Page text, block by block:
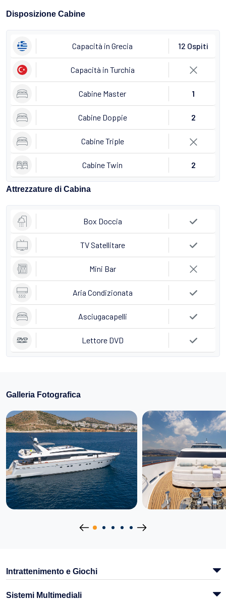
Disposizione Cabine
Capacità in Grecia 12 Ospiti
Capacità in Turchia
Cabine Master 1
Cabine Doppie 2
Cabine Triple
Cabine Twin 2
Attrezzature di Cabina
Box Doccia
TV Satellitare
Mini Bar
Aria Condizionata
Asciugacapelli
Lettore DVD
Galleria Fotografica
Intrattenimento e Giochi
Sistemi Multimediali